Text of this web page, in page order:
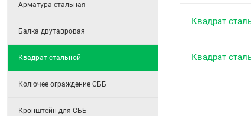
Арматура стальная
Балка двутавровая
Квадрат стальной
Колючее ограждение СББ
Кронштейн для СББ
Квадрат
Квадрат